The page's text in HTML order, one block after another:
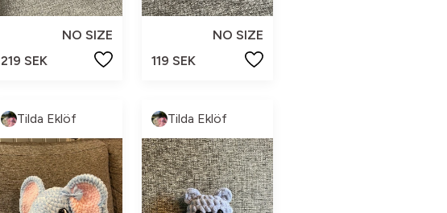
NO SIZE
219 SEK
NO SIZE
119 SEK
Tilda Eklöf Tilda Eklöf